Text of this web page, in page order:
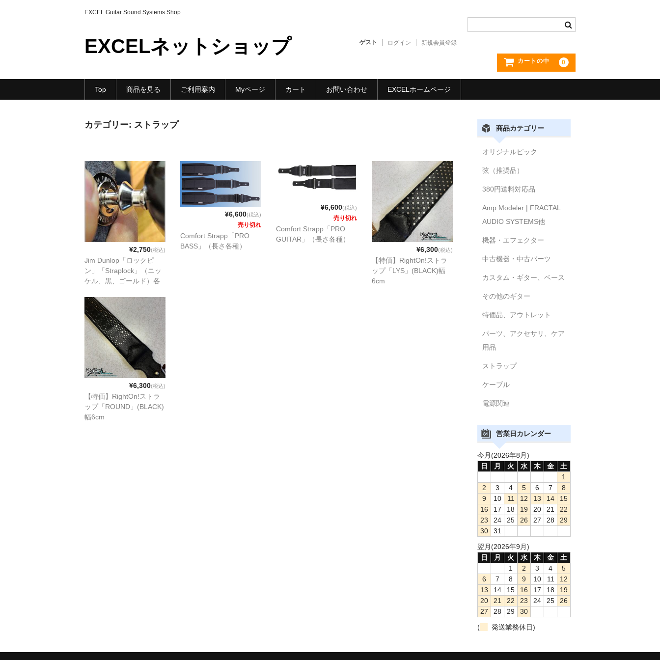
EXCEL Guitar Sound Systems Shop
EXCELネットショップ ゲスト ログイン 新規会員登録
カートの中 0
Top 商品を見る ご利用案内 Myページ カート お問い合わせ EXCELホームページ
カテゴリー: ストラップ
¥2,750(税込)
Jim Dunlop「ロックピ
ン」「Straplock」（ニッ
ケル、黒、ゴールド）各
¥6,600(税込)
売り切れ
Comfort Strapp「PRO
BASS」（長さ各種）
¥6,600(税込)
売り切れ
Comfort Strapp「PRO
GUITAR」（長さ各種）
¥6,300(税込)
【特価】RightOn!ストラ
ップ「LYS」(BLACK)幅
6cm
¥6,300(税込)
【特価】RightOn!ストラ
ップ「ROUND」(BLACK)
幅6cm
商品カテゴリー
オリジナルピック
弦（推奨品）
380円送料対応品
Amp Modeler | FRACTAL
AUDIO SYSTEMS他
機器・エフェクター
中古機器・中古パーツ
カスタム・ギター、ベース
その他のギター
特価品、アウトレット
パーツ、アクセサリ、ケア
用品
ストラップ
ケーブル
電源関連
営業日カレンダー
今月(2026年8月)
日
月 火 水 木 金
土
1
2
3 4 5 6 7
8
9
10 11 12 13 14
15
16
17 18 19 20 21
22
23
24 25 26 27 28
29
30
31
翌月(2026年9月)
日
月 火 水 木 金
土
1
2 3 4
5
6
7 8 9 10 11
12
13
14 15 16 17 18
19
20
21 22 23 24 25
26
27
28 29
30
(
発送業務休日)